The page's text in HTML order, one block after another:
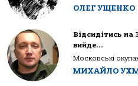
ОЛЕГ УЩЕНКО
Відсидітись на
вийде…
Московські
МИХАЙЛО